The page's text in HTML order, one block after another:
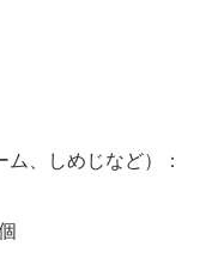
ム、しめじなど）：